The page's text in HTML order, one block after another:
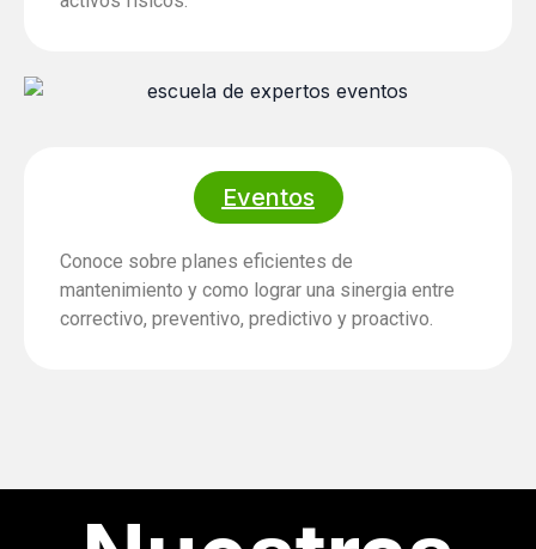
Eventos
Conoce sobre planes eficientes de
mantenimiento y como lograr una sinergia entre
correctivo, preventivo, predictivo y proactivo.